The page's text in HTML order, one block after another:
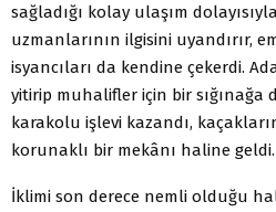
sağladığı kolay ulaşım
uzmanlarının ilgisini uyandırır,
isyancıları da kendine çekerdi.
yitirip muhalifler için bir sığınağa
karakolu işlevi kazandı,
korunaklı bir mekânı haline geldi.
İklimi son derece nemli olduğu